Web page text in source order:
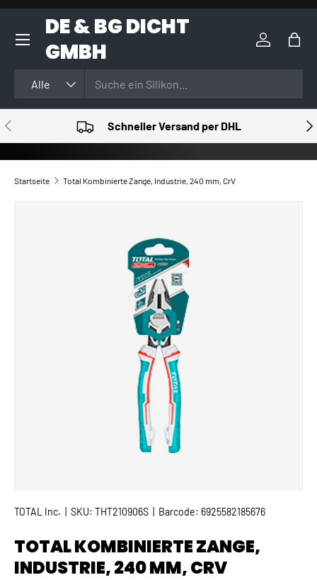
DIREKT ZUM INHALT
DE & BG DICHT
GMBH
Alle
Einloggen
VORHERIGE Schneller Versand per DHL
Startseite Total Kombinierte Zange, Industrie, 240 mm, CrV
TOTAL Inc. SKU: THT210906S Barcode: 6925582185676
TOTAL KOMBINIERTE ZANGE,
INDUSTRIE, 240 MM, CRV